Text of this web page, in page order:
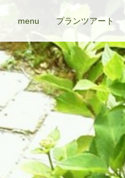
menu プランツアート